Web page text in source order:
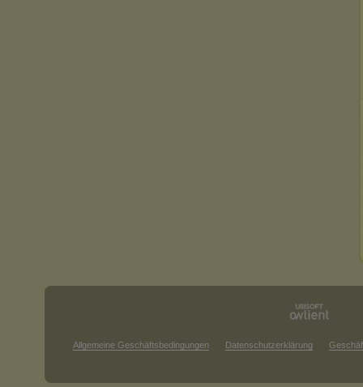
Allgemeine Geschäftsbedingungen Datenschutzerklärung